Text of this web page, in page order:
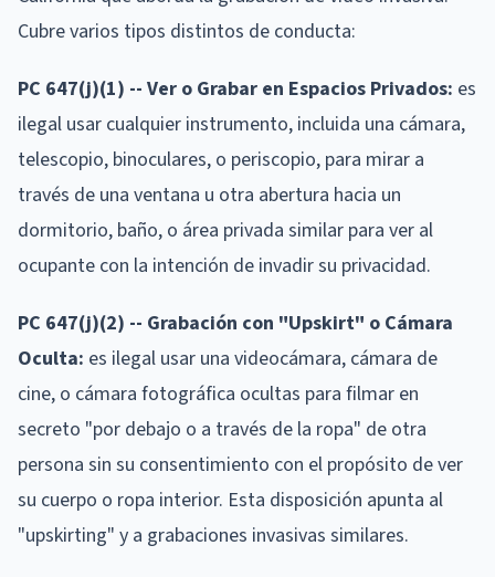
Cubre varios tipos distintos de conducta:
PC 647(j)(1) -- Ver o Grabar en Espacios Privados: es
ilegal usar cualquier instrumento, incluida una cámara,
telescopio, binoculares, o periscopio, para mirar a
través de una ventana u otra abertura hacia un
dormitorio, baño, o área privada similar para ver al
ocupante con la intención de invadir su privacidad.
PC 647(j)(2) -- Grabación con "Upskirt" o Cámara
Oculta: es ilegal usar una videocámara, cámara de
cine, o cámara fotográfica ocultas para filmar en
secreto "por debajo o a través de la ropa" de otra
persona sin su consentimiento con el propósito de ver
su cuerpo o ropa interior. Esta disposición apunta al
"upskirting" y a grabaciones invasivas similares.